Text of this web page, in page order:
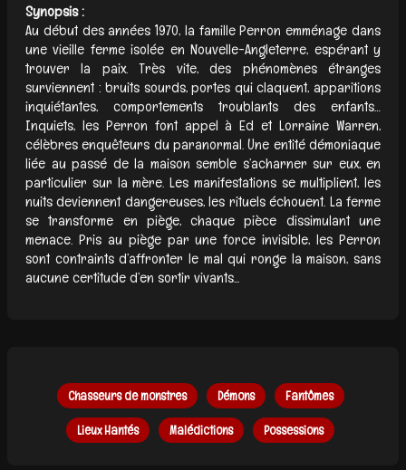
Synopsis :
Au début des années 1970, la famille Perron emménage dans
une vieille ferme isolée en Nouvelle-Angleterre, espérant y
trouver la paix. Très vite, des phénomènes étranges
surviennent : bruits sourds, portes qui claquent, apparitions
inquiétantes, comportements troublants des enfants…
Inquiets, les Perron font appel à Ed et Lorraine Warren,
célèbres enquêteurs du paranormal. Une entité démoniaque
liée au passé de la maison semble s’acharner sur eux, en
particulier sur la mère. Les manifestations se multiplient, les
nuits deviennent dangereuses, les rituels échouent. La ferme
se transforme en piège, chaque pièce dissimulant une
menace. Pris au piège par une force invisible, les Perron
sont contraints d’affronter le mal qui ronge la maison, sans
aucune certitude d’en sortir vivants...
Chasseurs de monstres Démons Fantômes
Lieux Hantés Malédictions Possessions